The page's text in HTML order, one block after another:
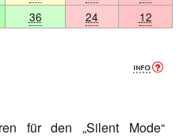
36 24 12
für den „Silent Mode“